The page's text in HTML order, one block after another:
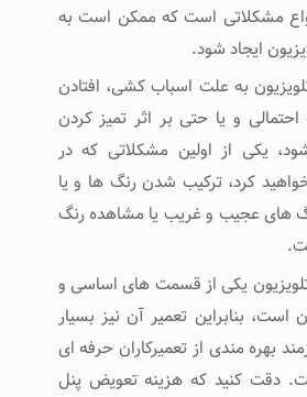
مشکلاتی است که ممکن است به
ایجاد شود.
به علت اسباب کشی، افتادن
احتمالی و یا حتی بر اثر تمیز کردن
یکی از اولین مشکلاتی که در
کرد، ترکیب شدن رنگ ها و یا
های عجیب و غریب یا مشاهده رنگ
یکی از قسمت های اساسی و
است، بنابراین تعمیر آن نیز بسیار
بهره مندی از تعمیرکاران حرفه ای
دقت کنید که هزینه تعویض پنل